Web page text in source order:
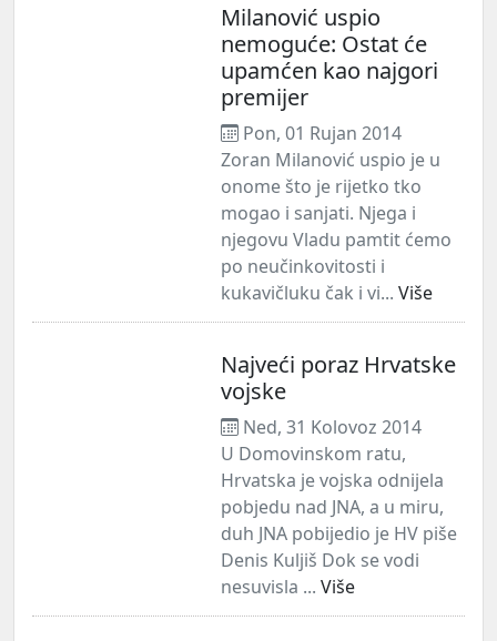
Milanović uspio
nemoguće: Ostat će
upamćen kao najgori
premijer
Pon, 01 Rujan 2014
Zoran Milanović uspio je u
onome što je rijetko tko
mogao i sanjati. Njega i
njegovu Vladu pamtit ćemo
po neučinkovitosti i
kukavičluku čak i vi... Više
Najveći poraz Hrvatske
vojske
Ned, 31 Kolovoz 2014
U Domovinskom ratu,
Hrvatska je vojska odnijela
pobjedu nad JNA, a u miru,
duh JNA pobijedio je HV piše
Denis Kuljiš Dok se vodi
nesuvisla ... Više